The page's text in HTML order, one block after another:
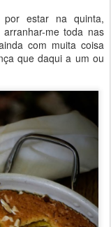
por estar na quinta,
me toda nas
com muita coisa
que daqui a um ou